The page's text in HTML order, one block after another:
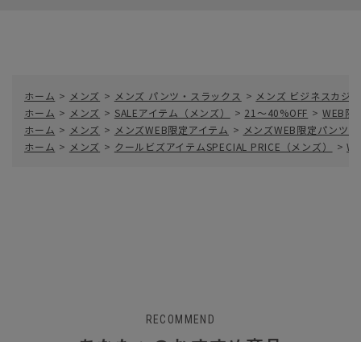
ホーム > メンズ > メンズ パンツ・スラックス > メンズ ビジネスカジ
ホーム > メンズ > SALEアイテム（メンズ） > 21～40%OFF > WEB限
ホーム > メンズ > メンズWEB限定アイテム > メンズWEB限定パンツ
ホーム > メンズ > クールビズアイテムSPECIAL PRICE（メンズ） >
RECOMMEND